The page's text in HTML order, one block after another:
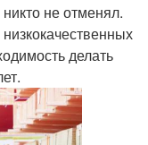
не отменял.
делать